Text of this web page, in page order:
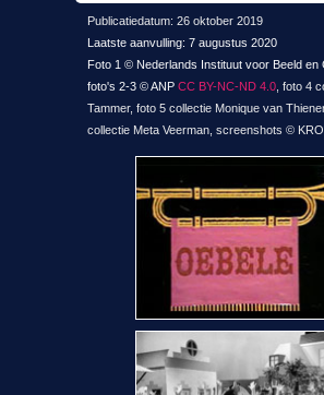
Publicatiedatum: 26 oktober 2019
Laatste aanvulling: 7 augustus 2020
Foto 1 © Nederlands Instituut voor Beeld en
foto's 2-3 © ANP CC BY-NC-ND 4.0 , foto 4
Tammer, foto 5 collectie Monique van
collectie Meta Veerman, screenshots © KRO